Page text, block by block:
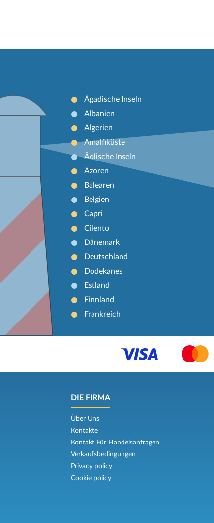
Ägadische Inseln
Albanien
Algerien
Amalfiküste
Äolische Inseln
Azoren
Balearen
Belgien
Capri
Cilento
Dänemark
Deutschland
Dodekanes
Estland
Finnland
Frankreich
DIE FIRMA
Über Uns
Kontakte
Kontakt Für Handelsanfragen
Verkaufsbedingungen
Privacy policy
Cookie policy